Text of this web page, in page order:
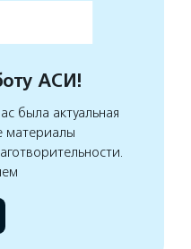
АСИ!
была актуальная
материалы